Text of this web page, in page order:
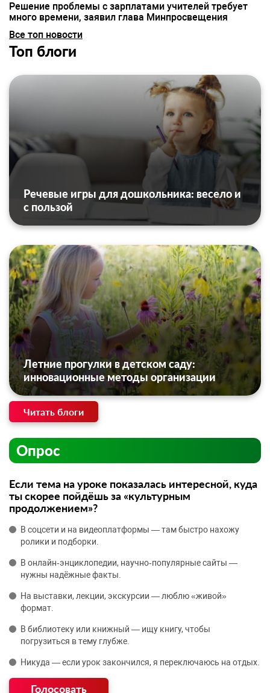
Решение проблемы с зарплатами учителей требует
много времени, заявил глава Минпросвещения
Все топ новости
Топ блоги
Речевые игры для дошкольника: весело и
с пользой
Летние прогулки в детском саду:
инновационные методы организации
Читать блоги
Опрос
Если тема на уроке показалась интересной, куда
ты скорее пойдёшь за «культурным
продолжением»?
В соцсети и на видеоплатформы — там быстро нахожу
ролики и подборки.
В онлайн‑энциклопедии, научно‑популярные сайты —
нужны надёжные факты.
На выставки, лекции, экскурсии — люблю «живой»
формат.
В библиотеку или книжный — ищу книгу, чтобы
погрузиться в тему глубже.
Никуда — если урок закончился, я переключаюсь на отдых.